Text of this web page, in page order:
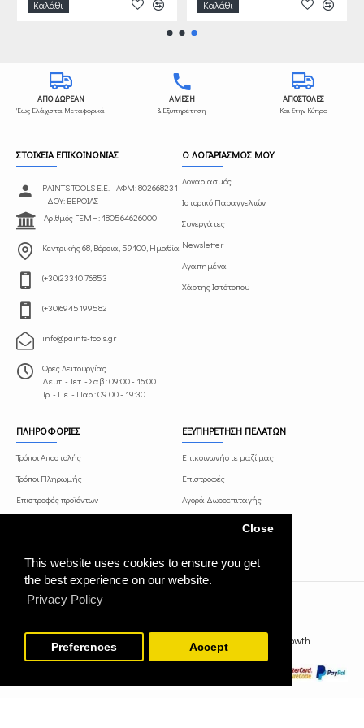
This website uses cookies to ensure you get
the best experience on our website.
Privacy Policy
Close
Preferences Accept
Καλάθι Καλάθι
ΑΠΟ ΔΩΡΕΑΝ
Έως Ελάχιστα Μεταφορικά
ΑΜΕΣΗ
& Εξυπηρέτηση
ΑΠΟΣΤΟΛΕΣ
Και Στην Κύπρο
ΣΤΟΙΧΕΙΑ ΕΠΙΚΟΙΝΩΝΙΑΣ
PAINTS TOOLS Ε.Ε. - ΑΦΜ: 802668231
- ΔΟΥ: ΒΕΡΟΙΑΣ
Αριθμός ΓΕΜΗ: 180564626000
Κεντρικής 68, Βέροια, 59100, Ημαθία
(+30)23310 76853
(+30)6945199582
info@paints-tools.gr
Ωρες Λειτουργίας
Δευτ. - Τετ. - Σαβ.: 09:00 - 16:00
Τρ. - Πε. - Παρ.: 09.00 - 19:30
Ο ΛΟΓΑΡΙΑΣΜΟΣ ΜΟΥ
Λογαριασμός
Ιστορικό Παραγγελιών
Συνεργάτες
Newsletter
Αγαπημένα
Χάρτης Ιστότοπου
ΠΛΗΡΟΦΟΡΙΕΣ
Τρόποι Αποστολής
Τρόποι Πληρωμής
Επιστροφές προϊόντων
ΕΞΥΠΗΡΕΤΗΣΗ ΠΕΛΑΤΩΝ
Επικοινωνήστε μαζί μας
Επιστροφές
Αγορά Δωροεπιταγής
paints-tools.gr © 2021 Κατασκευή ιστοσελίδας WebGrowth